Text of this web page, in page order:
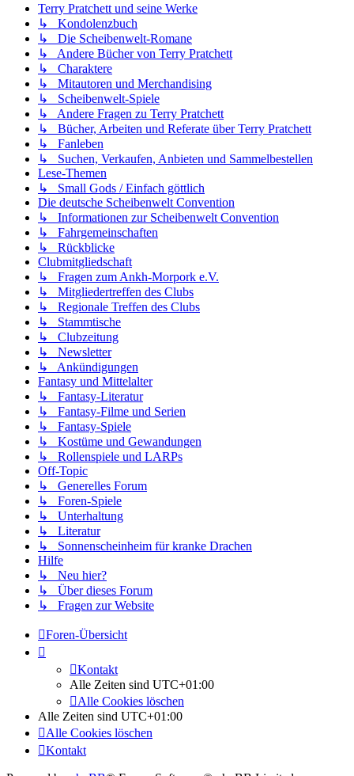
Terry Pratchett und seine Werke
↳ Kondolenzbuch
↳ Die Scheibenwelt-Romane
↳ Andere Bücher von Terry Pratchett
↳ Charaktere
↳ Mitautoren und Merchandising
↳ Scheibenwelt-Spiele
↳ Andere Fragen zu Terry Pratchett
↳ Bücher, Arbeiten und Referate über Terry Pratchett
↳ Fanleben
↳ Suchen, Verkaufen, Anbieten und Sammelbestellen
Lese-Themen
↳ Small Gods / Einfach göttlich
Die deutsche Scheibenwelt Convention
↳ Informationen zur Scheibenwelt Convention
↳ Fahrgemeinschaften
↳ Rückblicke
Clubmitgliedschaft
↳ Fragen zum Ankh-Morpork e.V.
↳ Mitgliedertreffen des Clubs
↳ Regionale Treffen des Clubs
↳ Stammtische
↳ Clubzeitung
↳ Newsletter
↳ Ankündigungen
Fantasy und Mittelalter
↳ Fantasy-Literatur
↳ Fantasy-Filme und Serien
↳ Fantasy-Spiele
↳ Kostüme und Gewandungen
↳ Rollenspiele und LARPs
Off-Topic
↳ Generelles Forum
↳ Foren-Spiele
↳ Unterhaltung
↳ Literatur
↳ Sonnenscheinheim für kranke Drachen
Hilfe
↳ Neu hier?
↳ Über dieses Forum
↳ Fragen zur Website
Foren-Übersicht
Kontakt
Alle Zeiten sind UTC+01:00
Alle Cookies löschen
Alle Zeiten sind UTC+01:00
Alle Cookies löschen
Kontakt